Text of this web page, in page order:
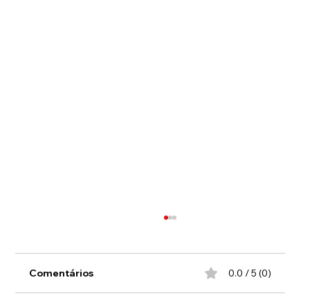
Comentários 0.0 / 5 (0)